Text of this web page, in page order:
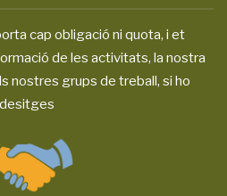
cap obligació ni quota, i et
de les activitats, la nostra
nostres grups de treball, si ho
desitges